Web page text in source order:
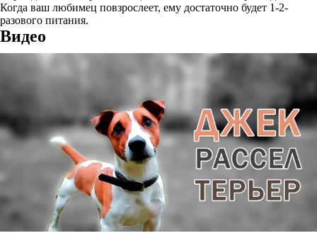
Когда ваш любимец повзрослеет, ему достаточно будет 1-2-
разового питания.
Видео